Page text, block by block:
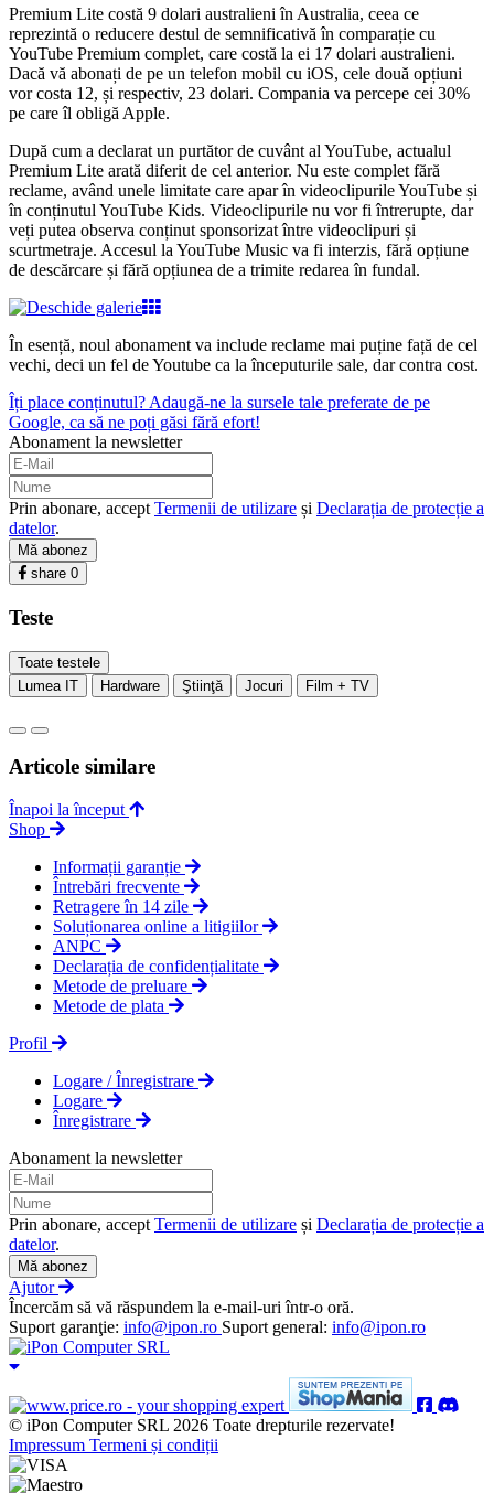
Premium Lite costă 9 dolari australieni în Australia, ceea ce
reprezintă o reducere destul de semnificativă în comparație cu
YouTube Premium complet, care costă la ei 17 dolari australieni.
Dacă vă abonați de pe un telefon mobil cu iOS, cele două opțiuni
vor costa 12, și respectiv, 23 dolari. Compania va percepe cei 30%
pe care îl obligă Apple.
După cum a declarat un purtător de cuvânt al YouTube, actualul
Premium Lite arată diferit de cel anterior. Nu este complet fără
reclame, având unele limitate care apar în videoclipurile YouTube și
în conținutul YouTube Kids. Videoclipurile nu vor fi întrerupte, dar
veți putea observa conținut sponsorizat între videoclipuri și
scurtmetraje. Accesul la YouTube Music va fi interzis, fără opțiune
de descărcare și fără opțiunea de a trimite redarea în fundal.
În esență, noul abonament va include reclame mai puține față de cel
vechi, deci un fel de Youtube ca la începuturile sale, dar contra cost.
Îți place conținutul? Adaugă-ne la sursele tale preferate de pe
Google, ca să ne poți găsi fără efort!
Abonament la newsletter
Prin abonare, accept Termenii de utilizare și Declarația de protecție a
datelor.
Mă abonez
share 0
Teste
Toate testele
Lumea IT
Hardware Ştiinţă Jocuri Film + TV
Articole similare
Înapoi la început
Shop
Informații garanție
Întrebări frecvente
Retragere în 14 zile
Soluționarea online a litigiilor
ANPC
Declarația de confidențialitate
Metode de preluare
Metode de plata
Profil
Logare / Înregistrare
Logare
Înregistrare
Abonament la newsletter
Prin abonare, accept Termenii de utilizare și Declarația de protecție a
datelor.
Mă abonez
Ajutor
Încercăm să vă răspundem la e-mail-uri într-o oră.
Suport garanţie: info@ipon.ro Suport general: info@ipon.ro
© iPon Computer SRL 2026 Toate drepturile rezervate!
Impressum Termeni și condiții